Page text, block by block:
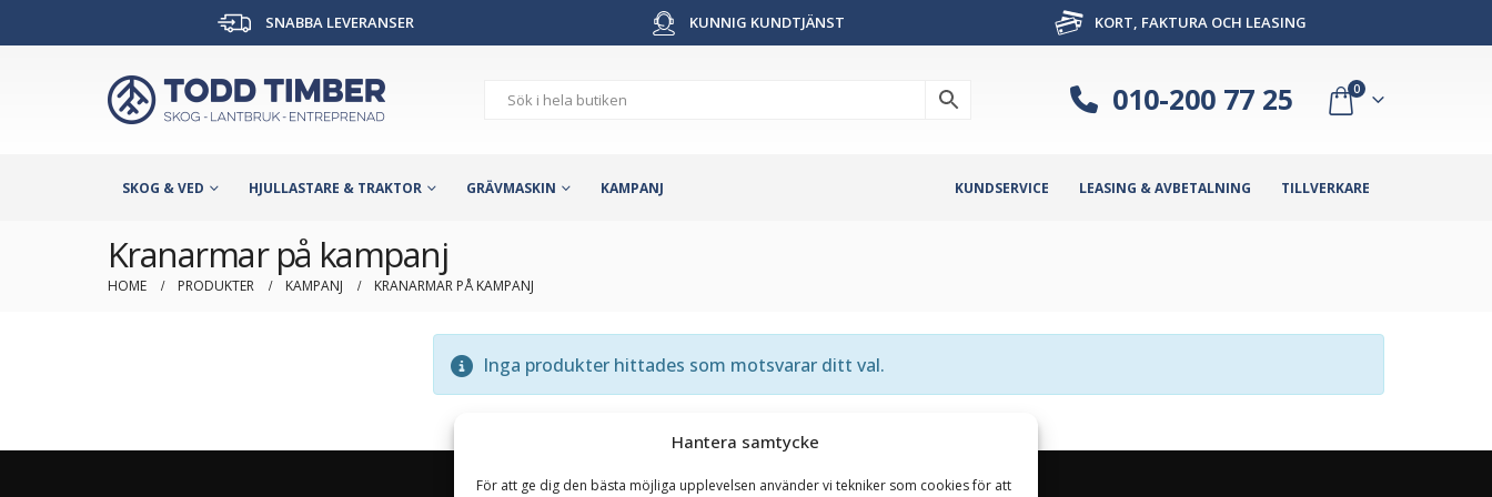
Hantera samtycke
För att ge dig den bästa möjliga upplevelsen använder vi tekniker som cookies för att
SNABBA LEVERANSER KUNNIG KUNDTJÄNST KORT, FAKTURA OCH LEASING
010-200 77 25 0
SKOG & VED HJULLASTARE & TRAKTOR GRÄVMASKIN KAMPANJ KUNDSERVICE LEASING & AVBETALNING TILLVERKARE
Kranarmar på kampanj
HOME PRODUKTER KAMPANJ KRANARMAR PÅ KAMPANJ
Inga produkter hittades som motsvarar ditt val.